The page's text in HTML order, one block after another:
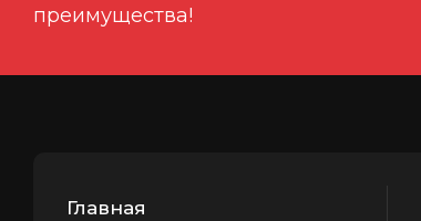
преимущества!
Главная